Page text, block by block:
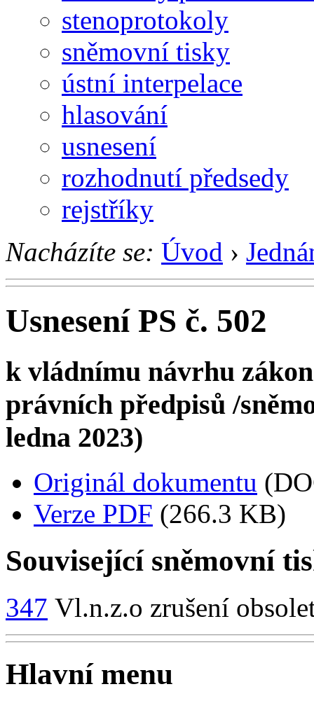
stenoprotokoly
sněmovní tisky
ústní interpelace
hlasování
usnesení
rozhodnutí předsedy
rejstříky
Nacházíte se: Úvod ›
Usnesení PS č. 502
k vládnímu návrhu
právních předpisů /
ledna 2023)
Originál dokumentu
Verze PDF (266.3 KB)
Související sněmovní
347 Vl.n.z.o zrušení
Hlavní menu